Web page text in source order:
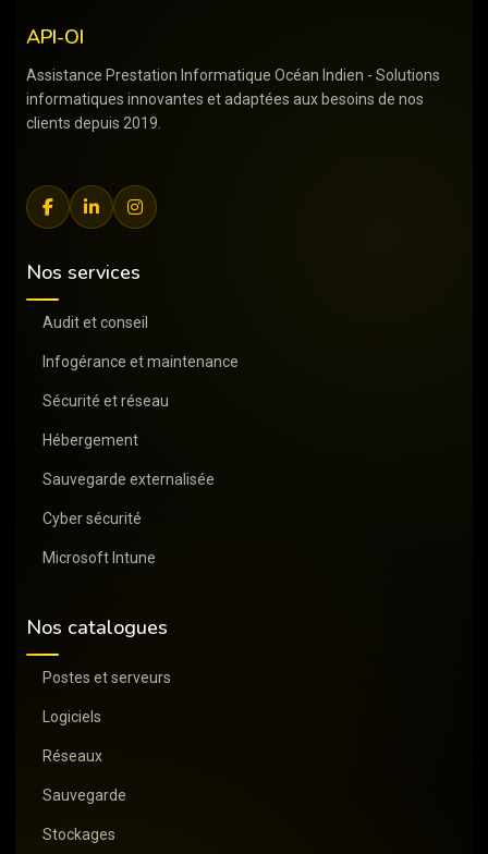
API-OI
Assistance Prestation Informatique Océan Indien - Solutions
informatiques innovantes et adaptées aux besoins de nos
clients depuis 2019.
Nos services
Audit et conseil
Infogérance et maintenance
Sécurité et réseau
Hébergement
Sauvegarde externalisée
Cyber sécurité
Microsoft Intune
Nos catalogues
Postes et serveurs
Logiciels
Réseaux
Sauvegarde
Stockages